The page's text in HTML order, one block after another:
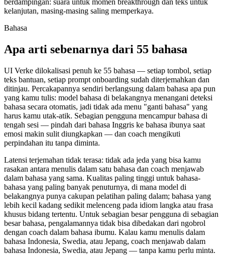
berdampingan: suara untuk momen breakthrough dan teks untuk
kelanjutan, masing-masing saling memperkaya.
Bahasa
Apa arti sebenarnya dari 55 bahasa
UI Verke dilokalisasi penuh ke 55 bahasa — setiap tombol, setiap
teks bantuan, setiap prompt onboarding sudah diterjemahkan dan
ditinjau. Percakapannya sendiri berlangsung dalam bahasa apa pun
yang kamu tulis: model bahasa di belakangnya menangani deteksi
bahasa secara otomatis, jadi tidak ada menu "ganti bahasa" yang
harus kamu utak-atik. Sebagian pengguna mencampur bahasa di
tengah sesi — pindah dari bahasa Inggris ke bahasa ibunya saat
emosi makin sulit diungkapkan — dan coach mengikuti
perpindahan itu tanpa diminta.
Latensi terjemahan tidak terasa: tidak ada jeda yang bisa kamu
rasakan antara menulis dalam satu bahasa dan coach menjawab
dalam bahasa yang sama. Kualitas paling tinggi untuk bahasa-
bahasa yang paling banyak penuturnya, di mana model di
belakangnya punya cakupan pelatihan paling dalam; bahasa yang
lebih kecil kadang sedikit melenceng pada idiom langka atau frasa
khusus bidang tertentu. Untuk sebagian besar pengguna di sebagian
besar bahasa, pengalamannya tidak bisa dibedakan dari ngobrol
dengan coach dalam bahasa ibumu. Kalau kamu menulis dalam
bahasa Indonesia, Swedia, atau Jepang, coach menjawab dalam
bahasa Indonesia, Swedia, atau Jepang — tanpa kamu perlu minta.